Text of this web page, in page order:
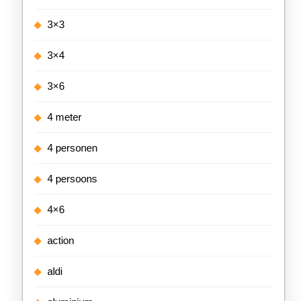
3×3
3×4
3×6
4 meter
4 personen
4 persoons
4×6
action
aldi